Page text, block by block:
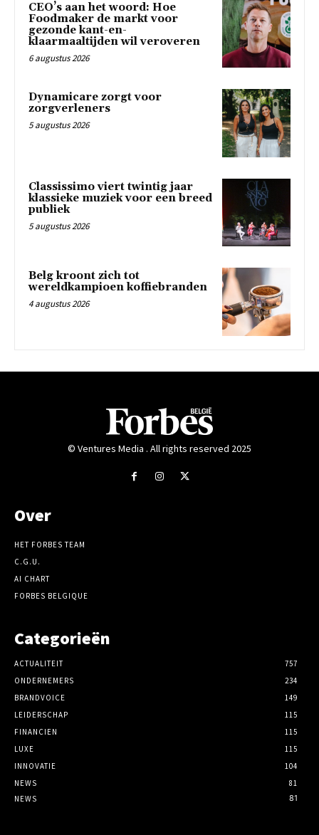
CEO’s aan het woord: Hoe
Foodmaker de markt voor
gezonde kant-en-
klaarmaaltijden wil veroveren
6 augustus 2026
Dynamicare zorgt voor
zorgverleners
5 augustus 2026
Classissimo viert twintig jaar
klassieke muziek voor een breed
publiek
5 augustus 2026
Belg kroont zich tot
wereldkampioen koffiebranden
4 augustus 2026
© Ventures Media . All rights reserved 2025
Over
HET FORBES TEAM
C.G.U.
AI CHART
FORBES BELGIQUE
Categorieën
ACTUALITEIT
757
ONDERNEMERS
234
BRANDVOICE
149
LEIDERSCHAP
115
FINANCIEN
115
LUXE
115
INNOVATIE
104
NEWS
81
NEWS
81